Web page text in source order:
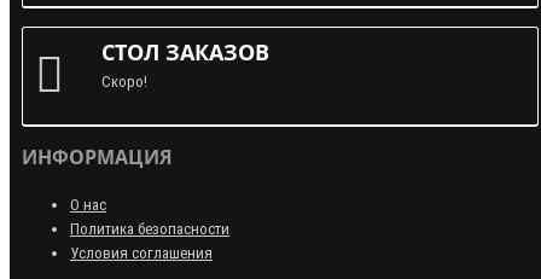
СТОЛ ЗАКАЗОВ
Скоро!
ИНФОРМАЦИЯ
О нас
Политика безопасности
Условия соглашения